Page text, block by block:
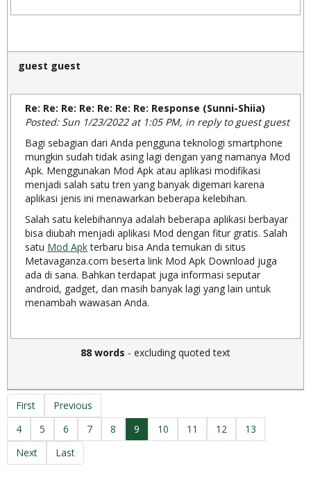
guest guest
Re: Re: Re: Re: Re: Re: Re: Response (Sunni-Shiia)
Posted: Sun 1/23/2022 at 1:05 PM, in reply to guest guest
Bagi sebagian dari Anda pengguna teknologi smartphone
mungkin sudah tidak asing lagi dengan yang namanya Mod
Apk. Menggunakan Mod Apk atau aplikasi modifikasi
menjadi salah satu tren yang banyak digemari karena
aplikasi jenis ini menawarkan beberapa kelebihan.
Salah satu kelebihannya adalah beberapa aplikasi berbayar
bisa diubah menjadi aplikasi Mod dengan fitur gratis. Salah
satu Mod Apkterbaru bisa Anda temukan di situs
Metavaganza.com beserta link Mod Apk Download juga
ada di sana. Bahkan terdapat juga informasi seputar
android, gadget, dan masih banyak lagi yang lain untuk
menambah wawasan Anda.
88 words - excluding quoted text
First
Previous
4
5 6 7 8 9 10 11 12
13
Next
Last